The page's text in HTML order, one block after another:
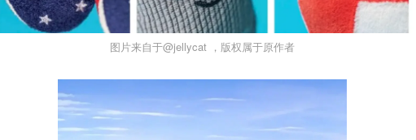
图片来自于@jellycat ，版权属于原作者